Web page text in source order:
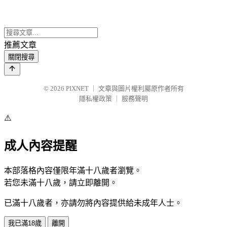
推薦文章
關閉搜尋
© 2026 PIXNET
文章與圖片權利屬原作者所有
隱私權政策
服務聲明
⚠️
成人內容提醒
本部落格內容僅限年滿十八歲者瀏覽。
若您未滿十八歲，請立即離開。
已滿十八歲者，亦請勿將內容提供給未成年人士。
我已滿18歲 離開